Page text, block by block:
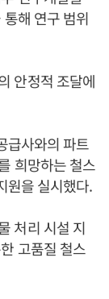
해 연구 범위
안정적 조달에
급사와의 파트
희망하는 철스
원을 실시했다.
처리 시설 지
고품질 철스